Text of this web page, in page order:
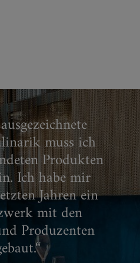
muss ich
Produkten
Ich habe mir
Jahren ein
mit den
Produzenten